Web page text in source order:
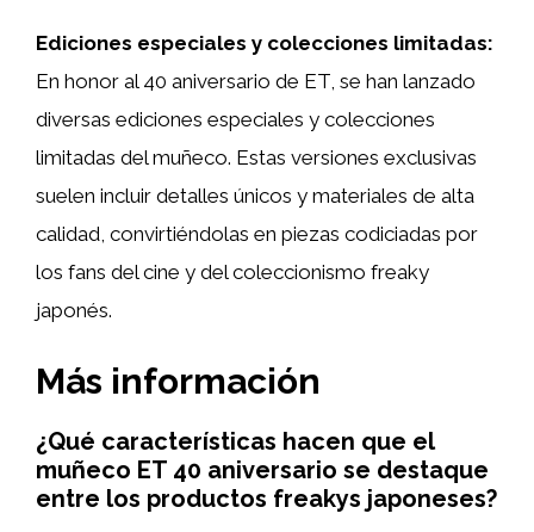
Ediciones especiales y colecciones limitadas:
En honor al 40 aniversario de ET, se han lanzado
diversas ediciones especiales y colecciones
limitadas del muñeco. Estas versiones exclusivas
suelen incluir detalles únicos y materiales de alta
calidad, convirtiéndolas en piezas codiciadas por
los fans del cine y del coleccionismo freaky
japonés.
Más información
¿Qué características hacen que el
muñeco ET 40 aniversario se destaque
entre los productos freakys japoneses?